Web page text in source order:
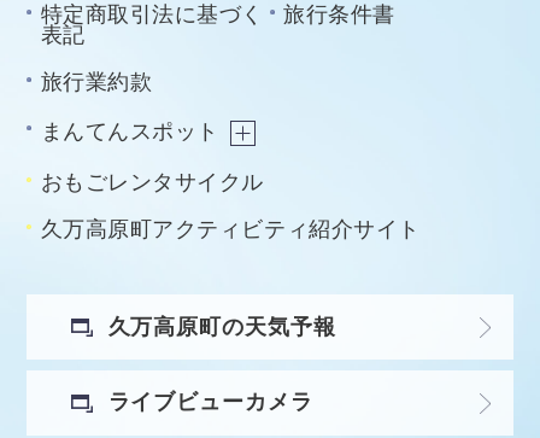
特定商取引法に基づく
表記
旅行条件書
旅行業約款
まんてんスポット
おもごレンタサイクル
久万高原町アクティビティ紹介サイト
久万高原町の天気予報
ライブビューカメラ